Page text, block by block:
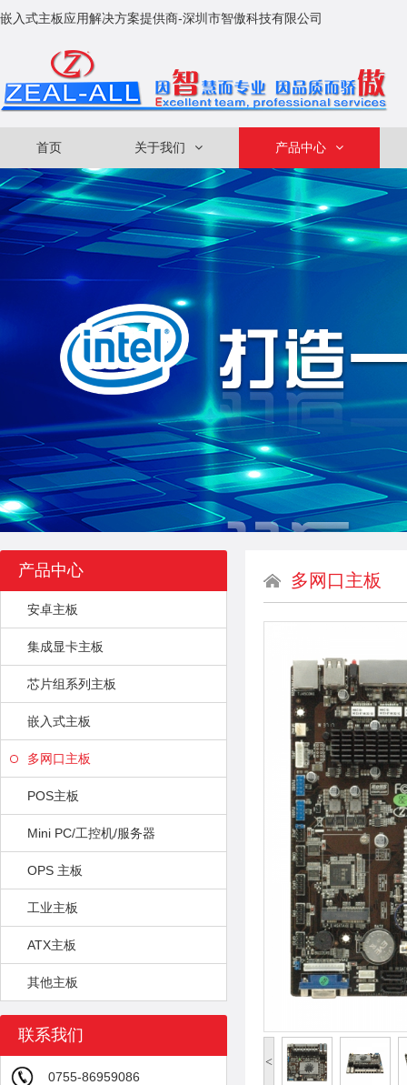
嵌入式主板应用解决方案提供商-深圳市智傲科技有限公司
首页 关于我们 产品中心
产品中心
安卓主板
集成显卡主板
芯片组系列主板
嵌入式主板
多网口主板
POS主板
Mini PC/工控机/服务器
OPS 主板
工业主板
ATX主板
其他主板
联系我们
0755-86959086
多网口主板
<